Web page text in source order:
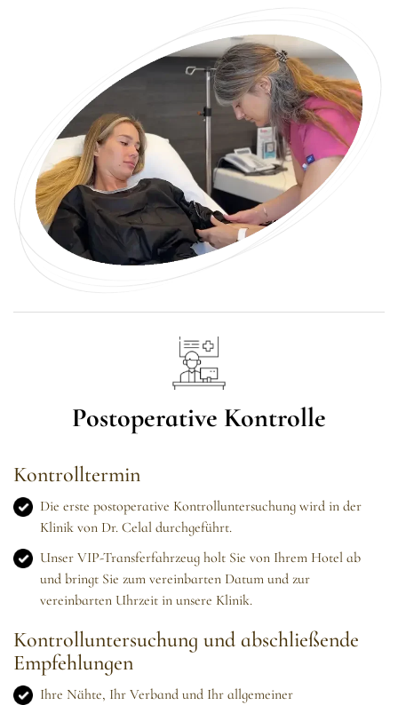
Postoperative Kontrolle
Kontrolltermin
Die erste postoperative Kontrolluntersuchung wird in der
Klinik von Dr. Celal durchgeführt.
Unser VIP-Transferfahrzeug holt Sie von Ihrem Hotel ab
und bringt Sie zum vereinbarten Datum und zur
vereinbarten Uhrzeit in unsere Klinik.
Kontrolluntersuchung und abschließende
Empfehlungen
Ihre Nähte, Ihr Verband und Ihr allgemeiner